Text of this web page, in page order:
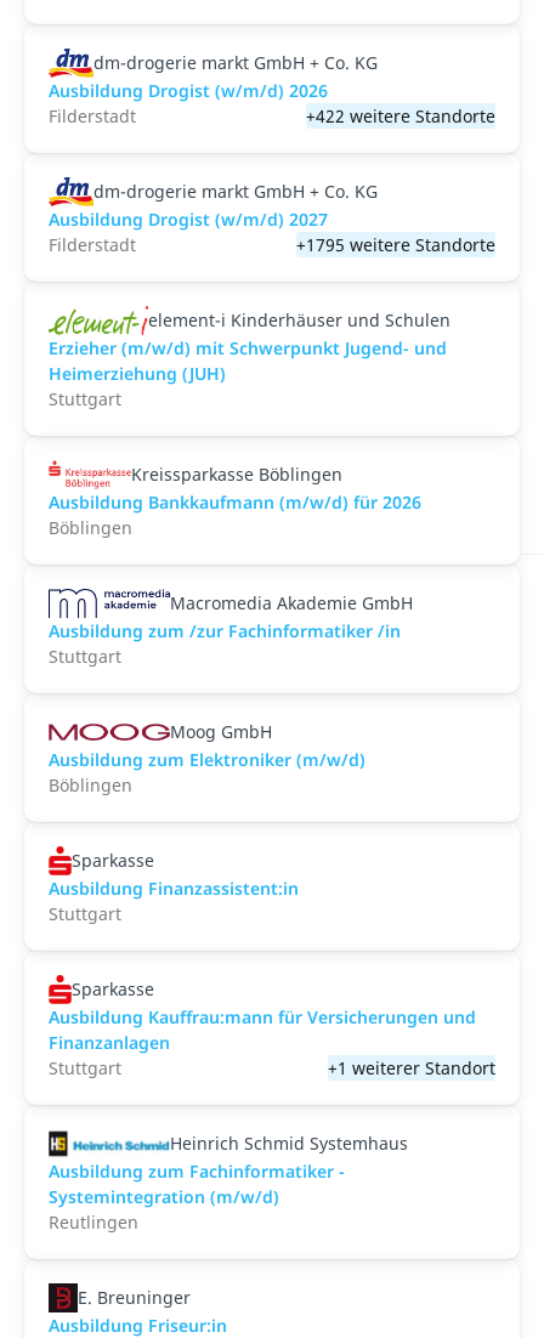
dm-drogerie markt GmbH + Co. KG
Ausbildung Drogist (w/m/d) 2026
Filderstadt
+422 weitere Standorte
dm-drogerie markt GmbH + Co. KG
Ausbildung Drogist (w/m/d) 2027
Filderstadt
+1795 weitere Standorte
element-i Kinderhäuser und Schulen
Erzieher (m/w/d) mit Schwerpunkt Jugend- und
Heimerziehung (JUH)
Stuttgart
Kreissparkasse Böblingen
Ausbildung Bankkaufmann (m/w/d) für 2026
Böblingen
Macromedia Akademie GmbH
Ausbildung zum /zur Fachinformatiker /in
Stuttgart
Moog GmbH
Ausbildung zum Elektroniker (m/w/d)
Böblingen
Sparkasse
Ausbildung Finanzassistent:in
Stuttgart
Sparkasse
Ausbildung Kauffrau:mann für Versicherungen und
Finanzanlagen
Stuttgart
+1 weiterer Standort
Heinrich Schmid Systemhaus
Ausbildung zum Fachinformatiker -
Systemintegration (m/w/d)
Reutlingen
E. Breuninger
Ausbildung Friseur:in